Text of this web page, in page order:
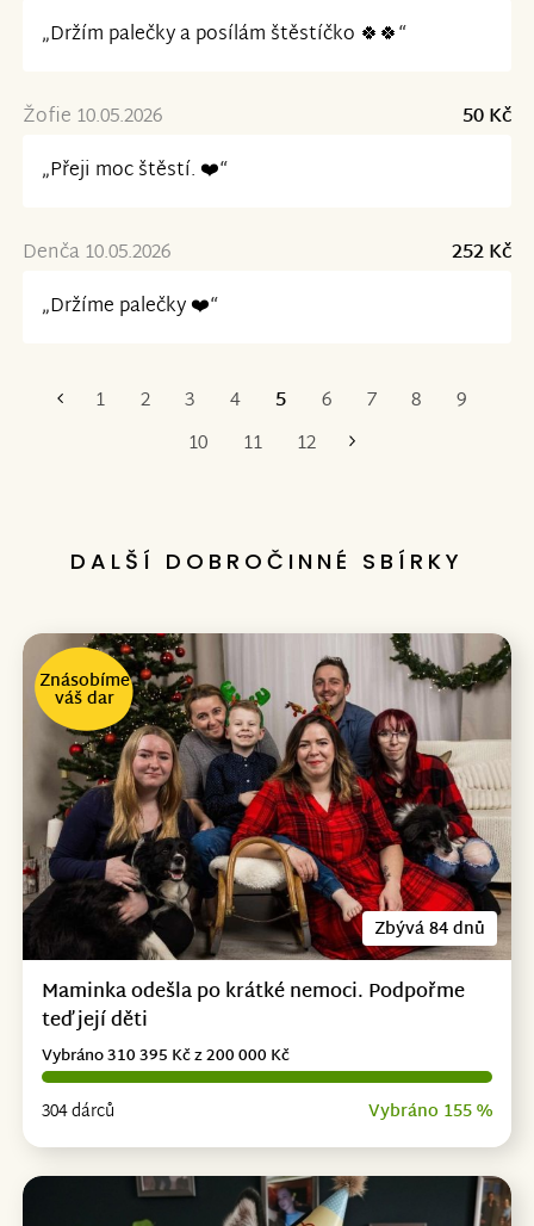
„Držím palečky a posílám štěstíčko 🍀🍀“
Žofie 10.05.2026
50 Kč
„Přeji moc štěstí. ❤️“
Denča 10.05.2026
252 Kč
„Držíme palečky ❤️“
První
1 2 3 4 5 6 7 8
9
10
11 12
Poslední
DALŠÍ DOBROČINNÉ SBÍRKY
Zbývá 84 dnů
Znásobíme
váš dar
Maminka odešla po krátké nemoci. Podpořme
teď její děti
304 dárců Vybráno 155 %
Vybráno 310 395 Kč z 200 000 Kč